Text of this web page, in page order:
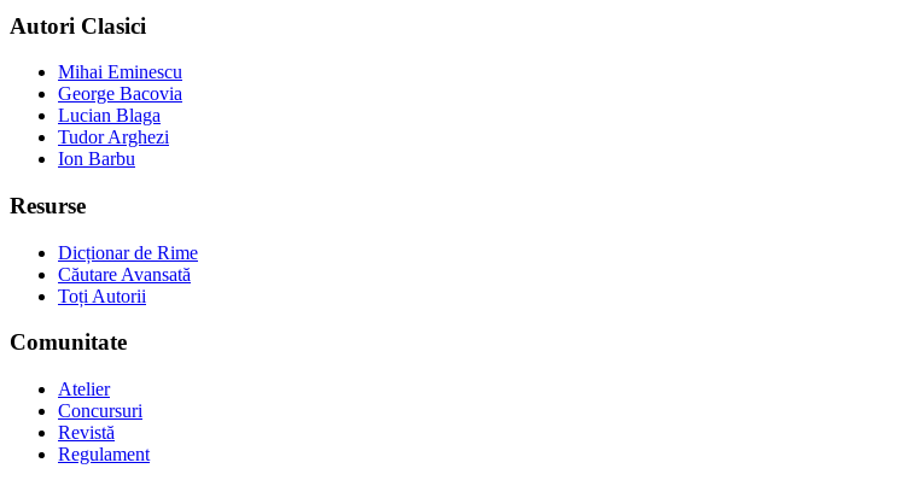
Autori Clasici
Mihai Eminescu
George Bacovia
Lucian Blaga
Tudor Arghezi
Ion Barbu
Resurse
Dicționar de Rime
Căutare Avansată
Toți Autorii
Comunitate
Atelier
Concursuri
Revistă
Regulament